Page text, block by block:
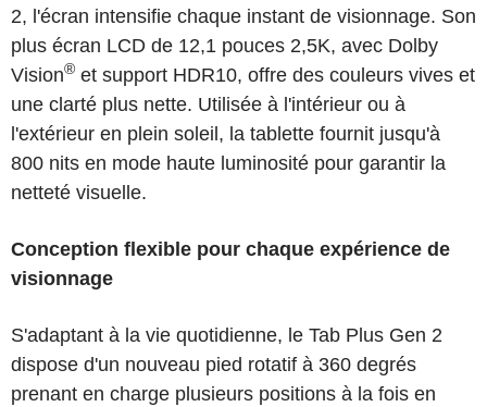
2, l'écran intensifie chaque instant de visionnage. Son
plus écran LCD de 12,1 pouces 2,5K, avec Dolby
Vision® et support HDR10, offre des couleurs vives et
une clarté plus nette. Utilisée à l'intérieur ou à
l'extérieur en plein soleil, la tablette fournit jusqu'à
800 nits en mode haute luminosité pour garantir la
netteté visuelle.
Conception flexible pour chaque expérience de
visionnage
S'adaptant à la vie quotidienne, le Tab Plus Gen 2
dispose d'un nouveau pied rotatif à 360 degrés
prenant en charge plusieurs positions à la fois en